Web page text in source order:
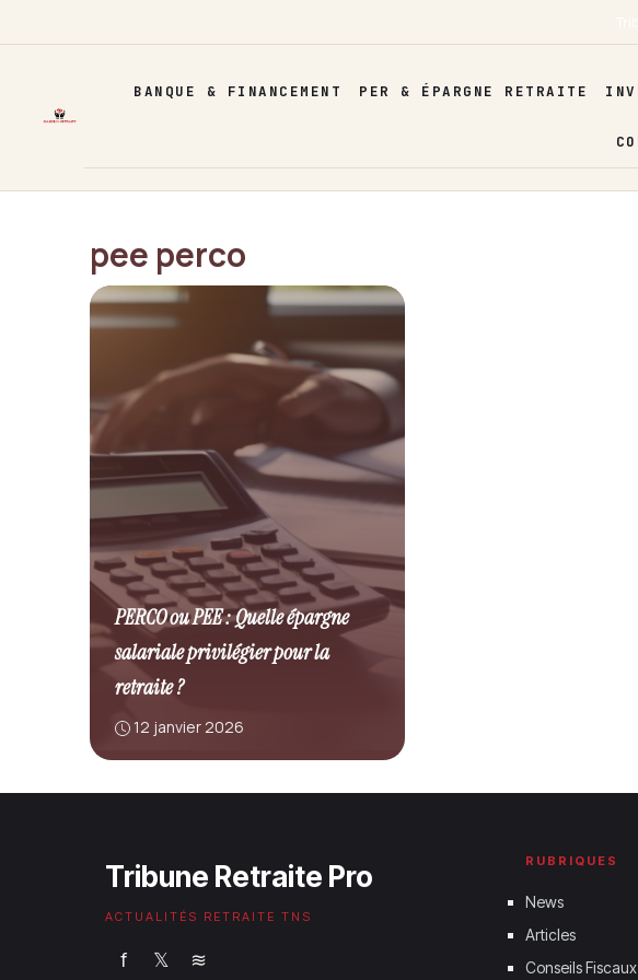
au
BANQUE & FINANCEMENT PER & ÉPARGNE RETRAITE
pee perco
PERCO ou PEE : Quelle épargne
salariale privilégier pour la
retraite ?
12 janvier 2026
Tribune Retraite Pro
ACTUALITÉS RETRAITE TNS
f 𝕏 ≋
RUBRIQUES
News
Articles
Conseils Fiscaux